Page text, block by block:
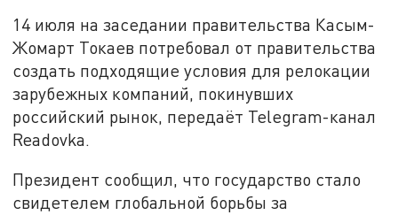
14 июля на заседании правительства Касым-
Жомарт Токаев потребовал от правительства
создать подходящие условия для релокации
зарубежных компаний, покинувших
российский рынок, передаёт Telegram-канал
Readovka.
Президент сообщил, что государство стало
свидетелем глобальной борьбы за